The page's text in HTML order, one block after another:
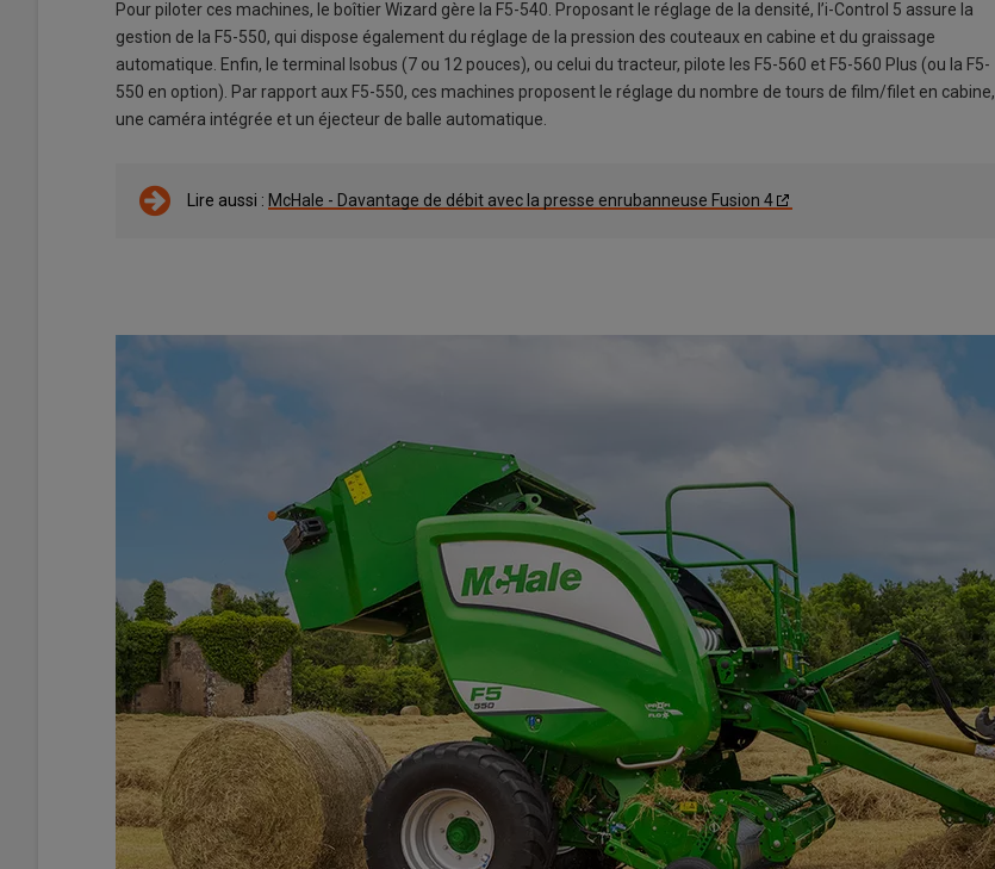
Pour piloter ces machines, le boîtier Wizard gère la F5-540. Proposant le réglage de la densité, l’i-Control 5 assure la
gestion de la F5-550, qui dispose également du réglage de la pression des couteaux en cabine et du graissage
automatique. Enfin, le terminal Isobus (7 ou 12 pouces), ou celui du tracteur, pilote les F5-560 et F5-560 Plus (ou la F5-
550 en option). Par rapport aux F5-550, ces machines proposent le réglage du nombre de tours de film/filet en cabine,
une caméra intégrée et un éjecteur de balle automatique.
Lire aussi : McHale - Davantage de débit avec la presse enrubanneuse Fusion 4